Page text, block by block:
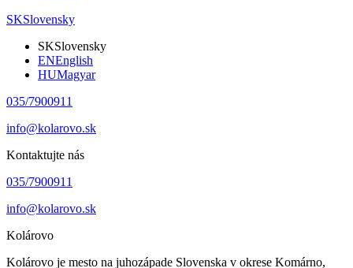
SKSlovensky
SKSlovensky
ENEnglish
HUMagyar
035/7900911
info@kolarovo.sk
Kontaktujte nás
035/7900911
info@kolarovo.sk
Kolárovo
Kolárovo je mesto na juhozápade Slovenska v okrese Komárno,